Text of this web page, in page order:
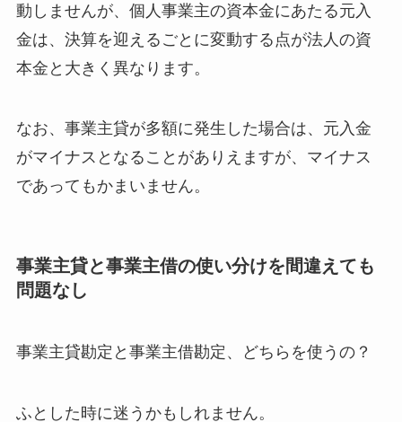
動しませんが、個人事業主の資本金にあたる元入
金は、決算を迎えるごとに変動する点が法人の資
本金と大きく異なります。
なお、事業主貸が多額に発生した場合は、元入金
がマイナスとなることがありえますが、マイナス
であってもかまいません。
事業主貸と事業主借の使い分けを間違えても
問題なし
事業主貸勘定と事業主借勘定、どちらを使うの？
ふとした時に迷うかもしれません。